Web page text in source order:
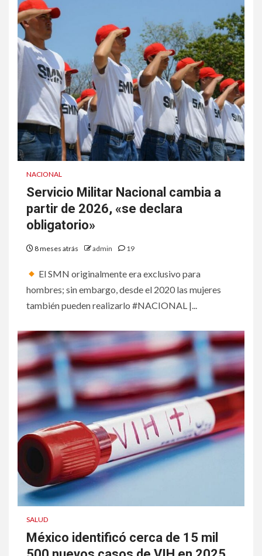
NACIONAL
Servicio Militar Nacional cambia a
partir de 2026, «se declara
obligatorio»
8 meses atrás admin 19
El SMN originalmente era exclusivo para
hombres; sin embargo, desde el 2020 las mujeres
también pueden realizarlo #NACIONAL |...
SALUD
México identificó cerca de 15 mil